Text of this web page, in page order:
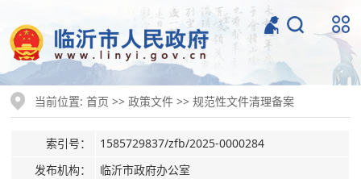
当前位置:首页 >>政策文件 >>规范性文件清理备案
索引号：
1585729837/zfb/2025-0000284
发布机构：
临沂市政府办公室